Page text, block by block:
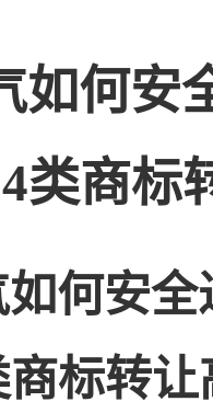
如何安
类商标
何安
商标转